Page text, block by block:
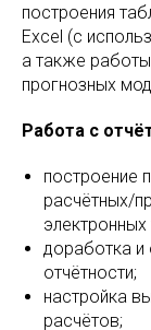
построения
Excel (с
а также работы
прогнозных
Работа с
построение
расчётных/
доработка и
отчётности;
настройка
расчётов;